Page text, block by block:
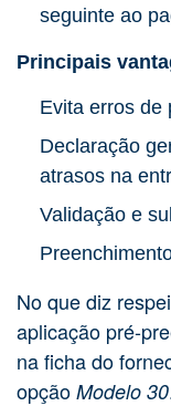
seguinte ao
Principais
Evita erros de
Declaração
atrasos na
Validação e
No que diz
aplicação pré-
na ficha do
opção Modelo 30